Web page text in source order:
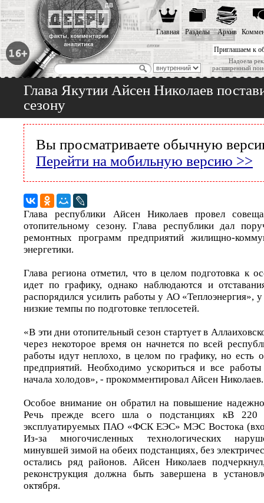
Приглашаем к
Надоела
расширенный
Главная Разделы Архив
Глава Якутии Айсен Николаев
сезону
Вы просматриваете обычную
Перейти на мобильную версию >>
Глава республики Айсен Николаев провел
отопительному сезону. Глава республики дал
ремонтных программ предприятий жилищно-
энергетики.
Глава региона отметил, что в целом подготовка к
идет по графику, однако наблюдаются и
распорядился усилить работы у АО «Теплоэнергия»,
низкие темпы по подготовке теплосетей.
«В эти дни отопительный сезон стартует в
через некоторое время он начнется по всей
работы идут неплохо, в целом по графику, но есть
предприятий. Необходимо ускориться и все
начала холодов», - прокомментировал Айсен Николаев.
Особое внимание он обратил на повышение
Речь прежде всего шла о подстанциях кВ
эксплуатируемых ПАО «ФСК ЕЭС» МЭС Востока
Из-за многочисленных технологических
минувшей зимой на обеих подстанциях, без
остались ряд районов. Айсен Николаев
реконструкция должна быть завершена в
октября.